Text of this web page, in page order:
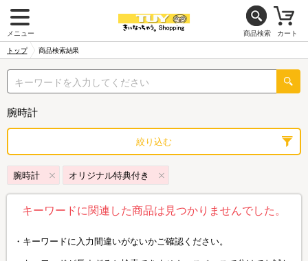
メニュー 商品検索 カート
トップ 商品検索結果
腕時計
絞り込む
腕時計 オリジナル特典付き
キーワードに関連した商品は見つかりませんでした。
キーワードに入力間違いがないかご確認ください。